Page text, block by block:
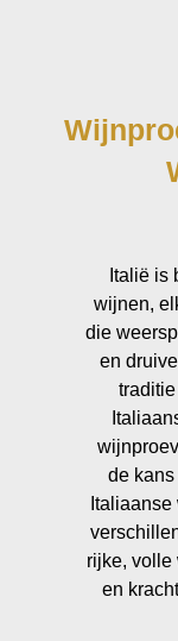
Italië is
wijnen,
die
en
de
rijke, volle
en